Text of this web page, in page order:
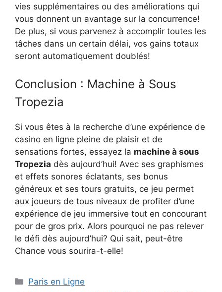
vies supplémentaires ou des améliorations qui
vous donnent un avantage sur la concurrence!
De plus, si vous parvenez à accomplir toutes les
tâches dans un certain délai, vos gains totaux
seront automatiquement doublés!
Conclusion : Machine à Sous
Tropezia
Si vous êtes à la recherche d’une expérience de
casino en ligne pleine de plaisir et de
sensations fortes, essayez la machine à sous
Tropezia dès aujourd’hui! Avec ses graphismes
et effets sonores éclatants, ses bonus
généreux et ses tours gratuits, ce jeu permet
aux joueurs de tous niveaux de profiter d’une
expérience de jeu immersive tout en concourant
pour de gros prix. Alors pourquoi ne pas relever
le défi dès aujourd’hui? Qui sait, peut-être
Chance vous sourira-t-elle!
Catégories
Paris en Ligne